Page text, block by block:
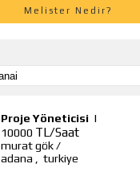
Melister Nedir?
Proje Yöneticisi |
10000 TL/Saat
murat gök/
adana
turkiye